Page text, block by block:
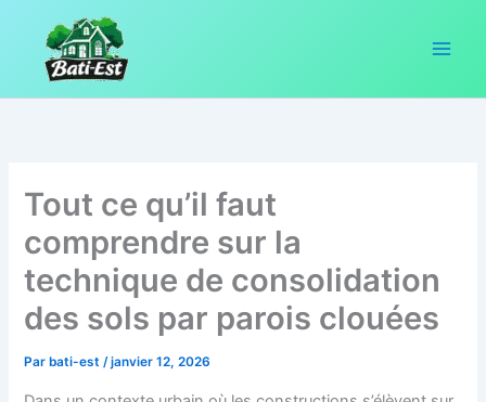
contenu
Tout ce qu’il faut
comprendre sur la
technique de consolidation
des sols par parois clouées
Par bati-est/janvier 12, 2026